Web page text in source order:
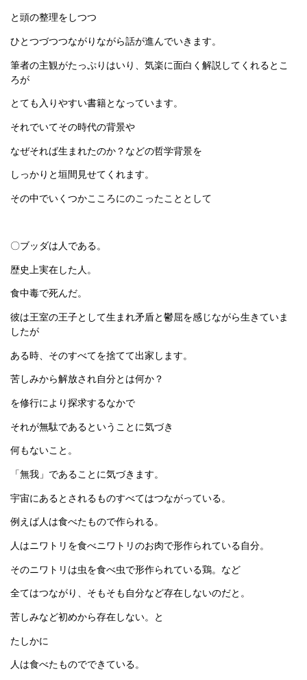
と頭の整理をしつつ
ひとつづつつながりながら話が進んでいきます。
筆者の主観がたっぷりはいり、気楽に面白く解説してくれるとこ
ろが
とても入りやすい書籍となっています。
それでいてその時代の背景や
なぜそれば生まれたのか？などの哲学背景を
しっかりと垣間見せてくれます。
その中でいくつかこころにのこったこととして
〇ブッダは人である。
歴史上実在した人。
食中毒で死んだ。
彼は王室の王子として生まれ矛盾と鬱屈を感じながら生きていま
したが
ある時、そのすべてを捨てて出家します。
苦しみから解放され自分とは何か？
を修行により探求するなかで
それが無駄であるということに気づき
何もないこと。
「無我」であることに気づきます。
宇宙にあるとされるものすべてはつながっている。
例えば人は食べたもので作られる。
人はニワトリを食べニワトリのお肉で形作られている自分。
そのニワトリは虫を食べ虫で形作られている鶏。など
全てはつながり、そもそも自分など存在しないのだと。
苦しみなど初めから存在しない。と
たしかに
人は食べたものでできている。